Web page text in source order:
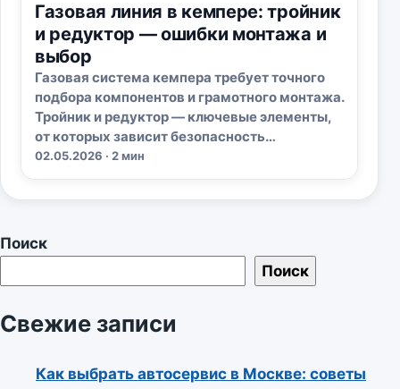
Газовая линия в кемпере: тройник
и редуктор — ошибки монтажа и
выбор
Газовая система кемпера требует точного
подбора компонентов и грамотного монтажа.
Тройник и редуктор — ключевые элементы,
от которых зависит безопасность…
02.05.2026 · 2 мин
Поиск
Поиск
Свежие записи
Как выбрать автосервис в Москве: советы